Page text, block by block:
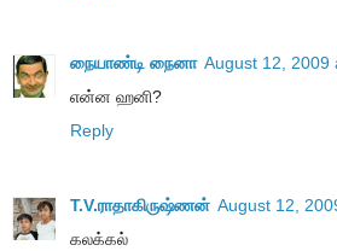
நையாண்டி நைனா August 12, 2009
என்ன ஹனி?
Reply
T.V.ராதாகிருஷ்ணன் August 12,
கலக்கல்